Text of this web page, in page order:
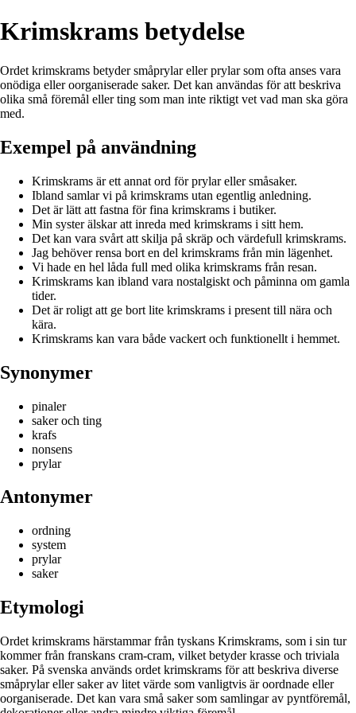
Krimskrams betydelse
Ordet krimskrams betyder småprylar eller prylar som ofta anses vara
onödiga eller oorganiserade saker. Det kan användas för att beskriva
olika små föremål eller ting som man inte riktigt vet vad man ska göra
med.
Exempel på användning
Krimskrams är ett annat ord för prylar eller småsaker.
Ibland samlar vi på krimskrams utan egentlig anledning.
Det är lätt att fastna för fina krimskrams i butiker.
Min syster älskar att inreda med krimskrams i sitt hem.
Det kan vara svårt att skilja på skräp och värdefull krimskrams.
Jag behöver rensa bort en del krimskrams från min lägenhet.
Vi hade en hel låda full med olika krimskrams från resan.
Krimskrams kan ibland vara nostalgiskt och påminna om gamla
tider.
Det är roligt att ge bort lite krimskrams i present till nära och
kära.
Krimskrams kan vara både vackert och funktionellt i hemmet.
Synonymer
pinaler
saker och ting
krafs
nonsens
prylar
Antonymer
ordning
system
prylar
saker
Etymologi
Ordet krimskrams härstammar från tyskans Krimskrams, som i sin tur
kommer från franskans cram-cram, vilket betyder krasse och triviala
saker. På svenska används ordet krimskrams för att beskriva diverse
småprylar eller saker av litet värde som vanligtvis är oordnade eller
oorganiserade. Det kan vara små saker som samlingar av pyntföremål,